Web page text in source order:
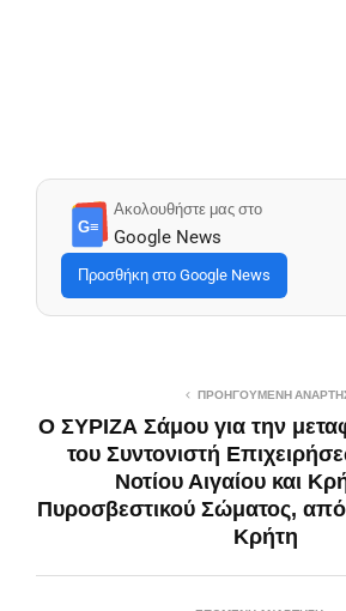
G≡
Ακολουθήστε μας στο
Google News
Προσθήκη στο Google News
ΠΡΟΗΓΟΎΜΕΝΗ
Ο ΣΥΡΙΖΑ Σάμου για την
του Συντονιστή
Νοτίου Αιγαίου και
Πυροσβεστικού Σώματος,
Κρήτη